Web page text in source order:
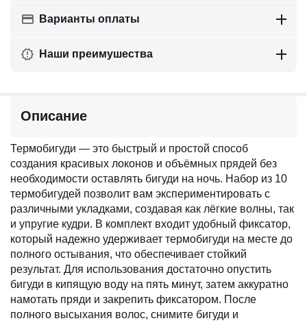
Варианты оплаты
Наши преимушества
Описание
Термобигуди — это быстрый и простой способ
создания красивых локонов и объёмных прядей без
необходимости оставлять бигуди на ночь. Набор из 10
термобигудей позволит вам экспериментировать с
различными укладками, создавая как лёгкие волны, так
и упругие кудри. В комплект входит удобный фиксатор,
который надежно удерживает термобигуди на месте до
полного остывания, что обеспечивает стойкий
результат. Для использования достаточно опустить
бигуди в кипящую воду на пять минут, затем аккуратно
намотать пряди и закрепить фиксатором. После
полного высыхания волос, снимите бигуди и